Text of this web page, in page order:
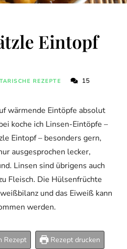
Eintopf
REZEPTE 15
wärmende Eintöpfe absolut
koche ich Linsen-Eintöpfe –
Eintopf – besonders gern,
ausgesprochen lecker,
Linsen sind übrigens auch
Fleisch. Die Hülsenfrüchte
und das Eiweiß kann
werden.
Rezept Rezept drucken